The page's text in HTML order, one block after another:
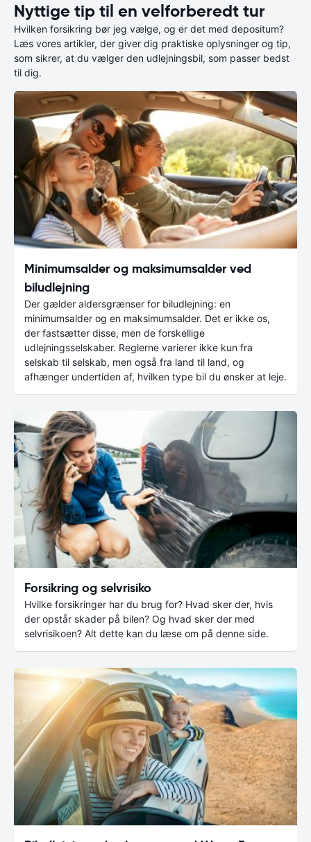
Nyttige tip til en velforberedt tur
Hvilken forsikring bør jeg vælge, og er det med depositum?
Læs vores artikler, der giver dig praktiske oplysninger og tip,
som sikrer, at du vælger den udlejningsbil, som passer bedst
til dig.
Minimumsalder og maksimumsalder ved
biludlejning
Der gælder aldersgrænser for biludlejning: en
minimumsalder og en maksimumsalder. Det er ikke os,
der fastsætter disse, men de forskellige
udlejningsselskaber. Reglerne varierer ikke kun fra
selskab til selskab, men også fra land til land, og
afhænger undertiden af, hvilken type bil du ønsker at leje.
Forsikring og selvrisiko
Hvilke forsikringer har du brug for? Hvad sker der, hvis
der opstår skader på bilen? Og hvad sker der med
selvrisikoen? Alt dette kan du læse om på denne side.